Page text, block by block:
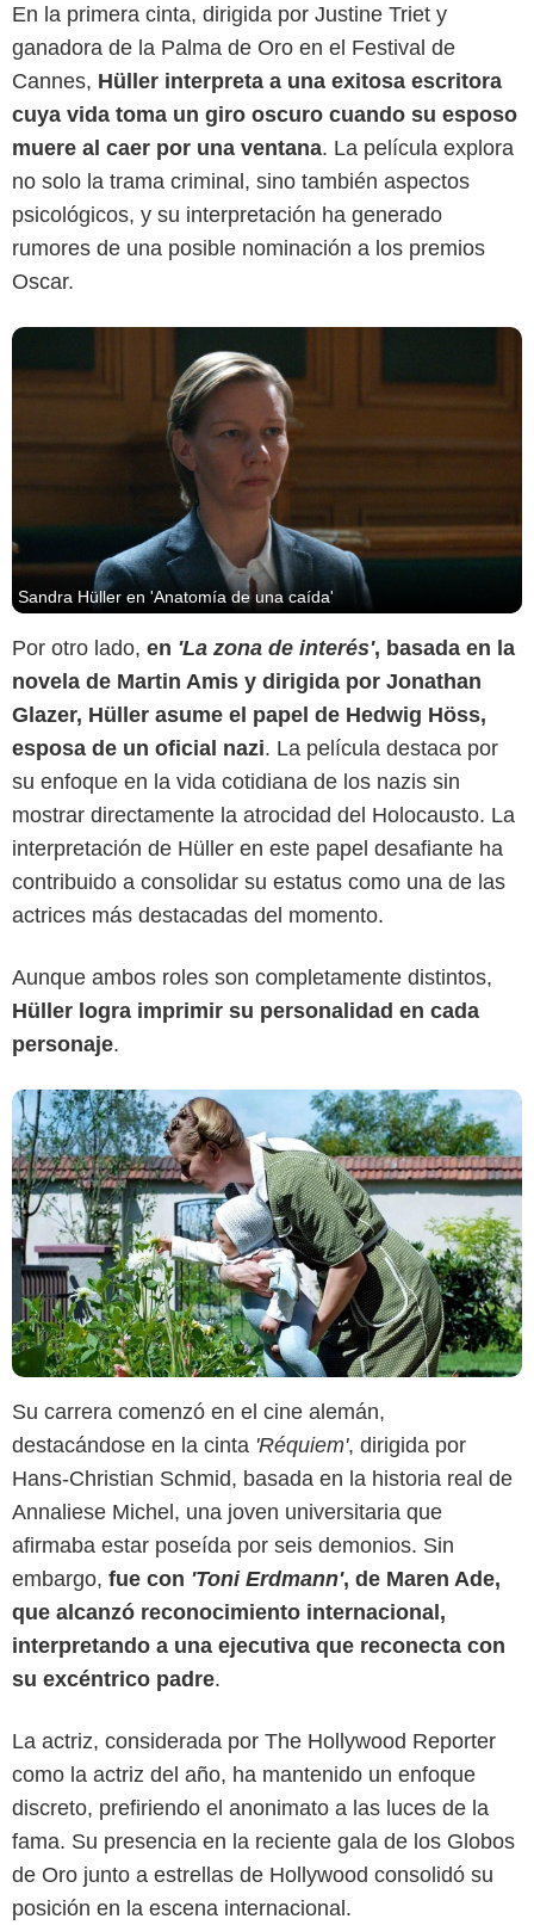
En la primera cinta, dirigida por Justine Triet y
ganadora de la Palma de Oro en el Festival de
Cannes, Hüller interpreta a una exitosa escritora
cuya vida toma un giro oscuro cuando su esposo
muere al caer por una ventana. La película explora
no solo la trama criminal, sino también aspectos
psicológicos, y su interpretación ha generado
rumores de una posible nominación a los premios
Oscar.
Diamond Films
Sandra Hüller en 'Anatomía de una caída'
Por otro lado, en 'La zona de interés', basada en la
novela de Martin Amis y dirigida por Jonathan
Glazer, Hüller asume el papel de Hedwig Höss,
esposa de un oficial nazi. La película destaca por
su enfoque en la vida cotidiana de los nazis sin
mostrar directamente la atrocidad del Holocausto. La
interpretación de Hüller en este papel desafiante ha
contribuido a consolidar su estatus como una de las
actrices más destacadas del momento.
Aunque ambos roles son completamente distintos,
Hüller logra imprimir su personalidad en cada
personaje.
Filmaffinity
Su carrera comenzó en el cine alemán,
destacándose en la cinta 'Réquiem', dirigida por
Hans-Christian Schmid, basada en la historia real de
Annaliese Michel, una joven universitaria que
afirmaba estar poseída por seis demonios. Sin
embargo, fue con 'Toni Erdmann', de Maren Ade,
que alcanzó reconocimiento internacional,
interpretando a una ejecutiva que reconecta con
su excéntrico padre.
La actriz, considerada por The Hollywood Reporter
como la actriz del año, ha mantenido un enfoque
discreto, prefiriendo el anonimato a las luces de la
fama. Su presencia en la reciente gala de los Globos
de Oro junto a estrellas de Hollywood consolidó su
posición en la escena internacional.